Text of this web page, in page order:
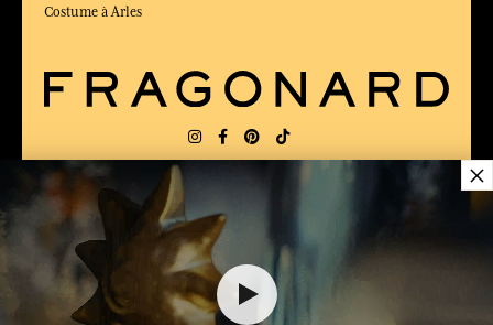
Costume à Arles
LIVRAISON: FR
×